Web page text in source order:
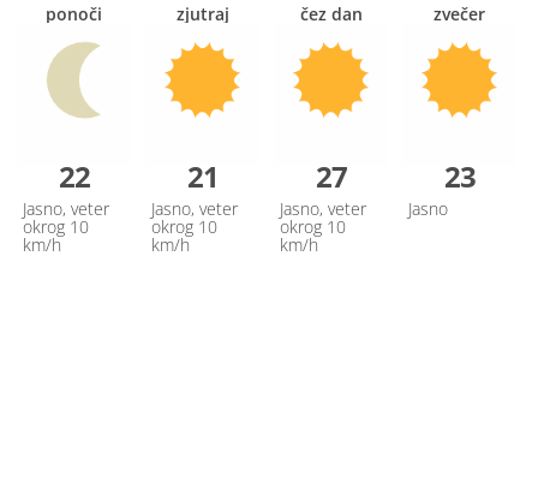
ponoči
22
Jasno, veter
okrog 10
km/h
zjutraj
21
Jasno, veter
okrog 10
km/h
čez dan
27
Jasno, veter
okrog 10
km/h
zvečer
23
Jasno